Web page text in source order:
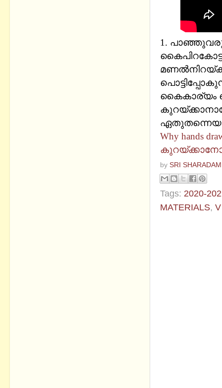
1.
കൈപിറകോട്ട്
കൈകാര്യം
Why hands
by SRI
Tags: 2020-
MATERIALS,